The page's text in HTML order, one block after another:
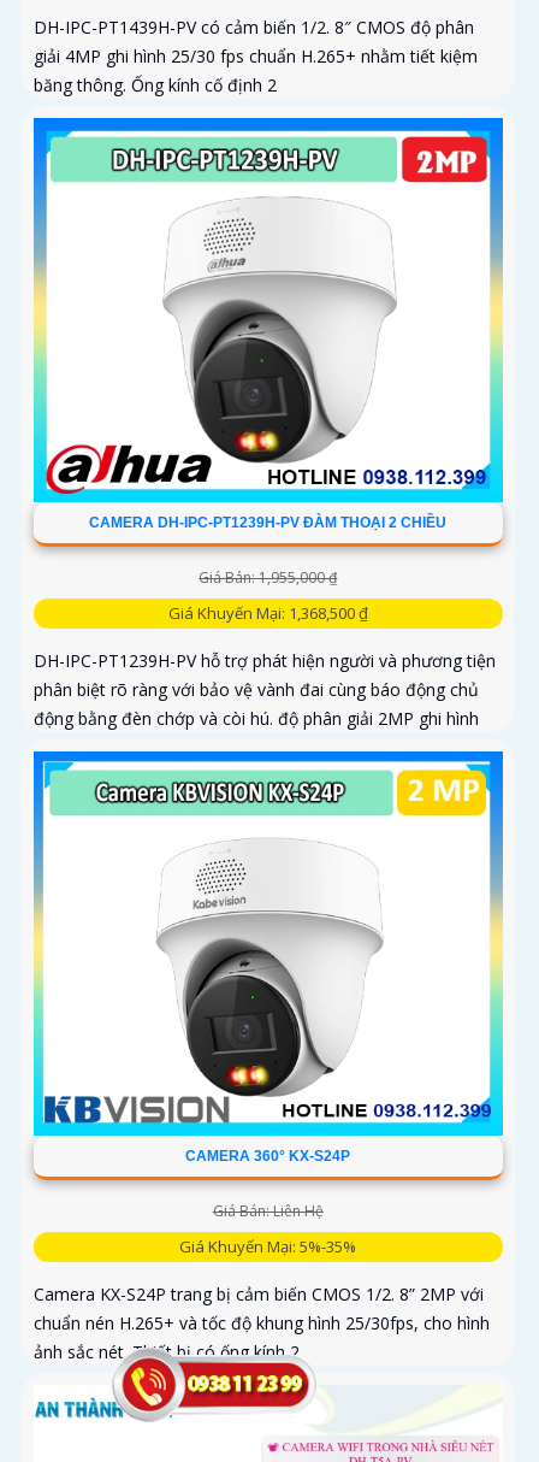
DH-IPC-PT1439H-PV có cảm biến 1/2. 8″ CMOS độ phân
giải 4MP ghi hình 25/30 fps chuẩn H.265+ nhằm tiết kiệm
băng thông. Ống kính cố định 2
CAMERA DH-IPC-PT1239H-PV ĐÀM THOẠI 2 CHIỀU
Giá Bán: 1,955,000 ₫
Giá Khuyến Mại: 1,368,500 ₫
DH-IPC-PT1239H-PV hỗ trợ phát hiện người và phương tiện
phân biệt rõ ràng với bảo vệ vành đai cùng báo động chủ
động bằng đèn chớp và còi hú. độ phân giải 2MP ghi hình
sác nét kêt hợp cùng loa và mic thu âm thanh và dàm thoại
chát lượng cao
CAMERA 360° KX-S24P
Giá Bán: Liên Hệ
Giá Khuyến Mại: 5%-35%
Camera KX-S24P trang bị cảm biến CMOS 1/2. 8” 2MP với
chuẩn nén H.265+ và tốc độ khung hình 25/30fps, cho hình
ảnh sắc nét. Thiết bị có ống kính 2